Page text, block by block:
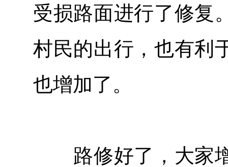
受损路面进行了修复
村民的出行，也有利
也增加了。
路修好了，大家增